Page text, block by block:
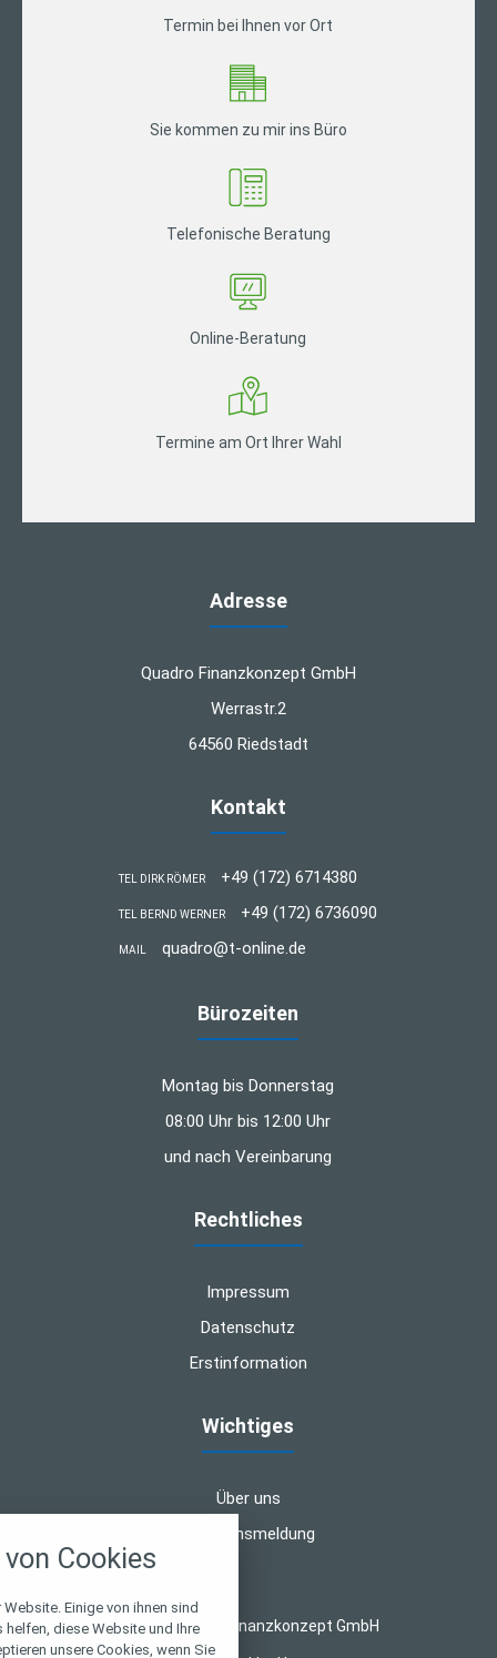
Termin bei Ihnen vor Ort
Sie kommen zu mir ins Büro
Telefonische Beratung
Online-Beratung
Termine am Ort Ihrer Wahl
Adresse
Quadro Finanzkonzept GmbH
Werrastr.2
64560 Riedstadt
Kontakt
TEL DIRK RÖMER +49 (172) 6714380
TEL BERND WERNER +49 (172) 6736090
MAIL quadro@t-online.de
Bürozeiten
Montag bis Donnerstag
08:00 Uhr bis 12:00 Uhr
und nach Vereinbarung
Rechtliches
Impressum
Datenschutz
Erstinformation
Wichtiges
Über uns
Schadensmeldung
© 2026 Quadro Finanzkonzept GmbH
Cookies
Einige von ihnen sind
diese Website und Ihre
unsere Cookies, wenn Sie
alle verwendeten Cookies und
zu blockieren.
Notwendig